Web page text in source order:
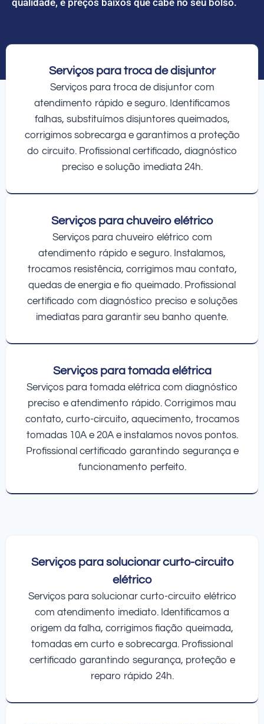
Serviços para troca de disjuntor
Serviços para troca de disjuntor com
atendimento rápido e seguro. Identificamos
falhas, substituímos disjuntores queimados,
corrigimos sobrecarga e garantimos a proteção
do circuito. Profissional certificado, diagnóstico
preciso e solução imediata 24h.
Serviços para chuveiro elétrico
Serviços para chuveiro elétrico com
atendimento rápido e seguro. Instalamos,
trocamos resistência, corrigimos mau contato,
quedas de energia e fio queimado. Profissional
certificado com diagnóstico preciso e soluções
imediatas para garantir seu banho quente.
Serviços para tomada elétrica
Serviços para tomada elétrica com diagnóstico
preciso e atendimento rápido. Corrigimos mau
contato, curto-circuito, aquecimento, trocamos
tomadas 10A e 20A e instalamos novos pontos.
Profissional certificado garantindo segurança e
funcionamento perfeito.
Serviços para solucionar curto-circuito
elétrico
Serviços para solucionar curto-circuito elétrico
com atendimento imediato. Identificamos a
origem da falha, corrigimos fiação queimada,
tomadas em curto e sobrecarga. Profissional
certificado garantindo segurança, proteção e
reparo rápido 24h.